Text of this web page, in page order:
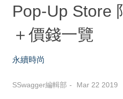
Pop-Up Store
＋價錢一覽
永續時尚
SSwagger編輯部 Mar 22 2019